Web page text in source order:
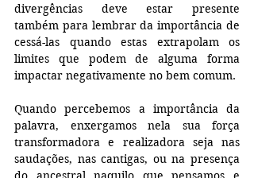
divergências deve estar presente
também para lembrar da importância de
cessá-las quando estas extrapolam os
limites que podem de alguma forma
impactar negativamente no bem comum.
Quando percebemos a importância da
palavra, enxergamos nela sua força
transformadora e realizadora seja nas
saudações, nas cantigas, ou na presença